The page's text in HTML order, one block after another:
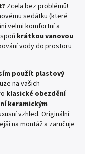
Zcela bez problémů!
sedátku (které
velmi komfortní a
krátkou vanovou
vody do prostoru
použít plastový
na vašich
klasické obezdění
keramickým
vzhled. Originální
na montáž a zaručuje